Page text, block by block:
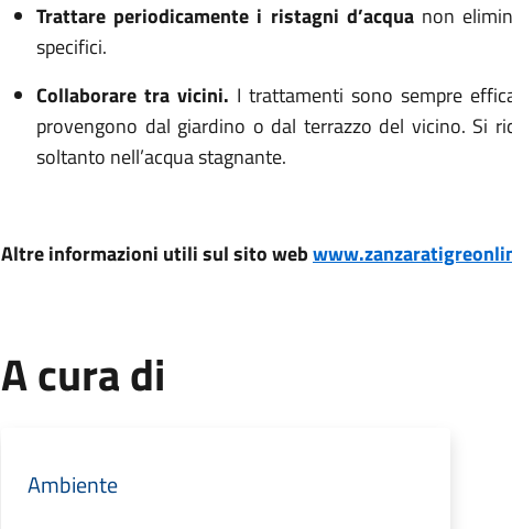
Trattare periodicamente i ristagni d’acquanon
specifici.
Collaborare tra vicini. I trattamenti sono sempre
provengono dal giardino o dal terrazzo del vicino. Si
soltanto nell’acqua stagnante.
Altre informazioni utili sul sito web
A cura di
Ambiente